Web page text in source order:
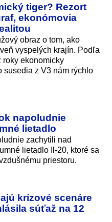
tiger? Rezort
ekonómovia
obraz o tom, ako
vyspelých krajín. Podľa
roky ekonomicky
susedia z V3 nám rýchlo
napoludnie
lietadlo
zachytili nad
lietadlo Il-20, ktoré sa
priestoru.
krízové scenáre
súťaž na 12